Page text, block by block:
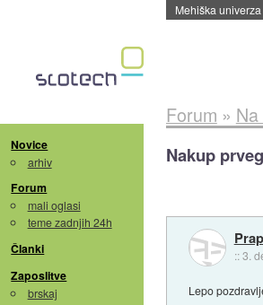
Evropska
Novice
arhiv
Forum
mali oglasi
teme zadnjih 24h
Članki
Zaposlitve
brskaj
Forum »
Nakup
::3.
Lepo